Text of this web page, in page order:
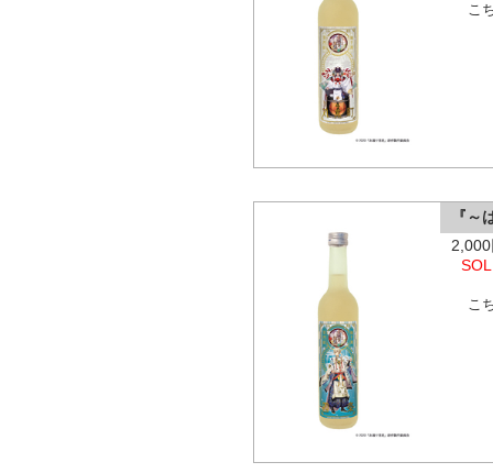
こ
『
こ